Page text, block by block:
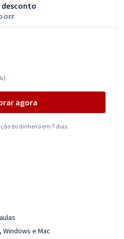
desconto
OFF
agora
do dinheiro em 7 dias.
e Mac